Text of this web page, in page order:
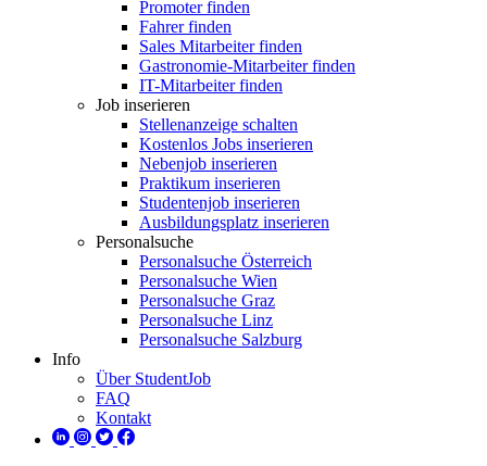
Promoter finden
Fahrer finden
Sales Mitarbeiter finden
Gastronomie-Mitarbeiter finden
IT-Mitarbeiter finden
Job inserieren
Stellenanzeige schalten
Kostenlos Jobs inserieren
Nebenjob inserieren
Praktikum inserieren
Studentenjob inserieren
Ausbildungsplatz inserieren
Personalsuche
Personalsuche Österreich
Personalsuche Wien
Personalsuche Graz
Personalsuche Linz
Personalsuche Salzburg
Info
Über StudentJob
FAQ
Kontakt